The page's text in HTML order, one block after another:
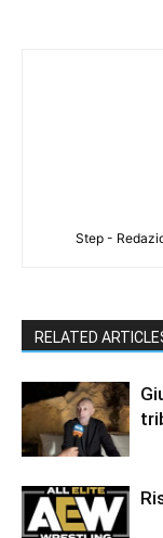
Step -
RELATED